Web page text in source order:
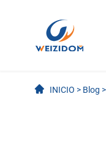
INICIO > Blog >